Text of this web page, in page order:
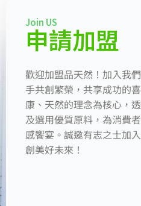
Join US
申請加盟
歡迎加盟品天然！加入我
手共創繁榮，共享成功的
康、天然的理念為核心，
及選用優質原料，為消費
感饗宴。誠邀有志之士加
創美好未來！